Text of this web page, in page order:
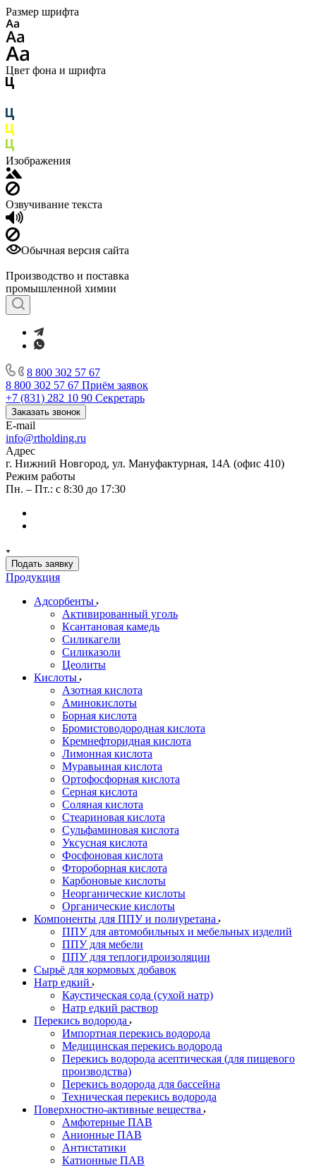
Размер шрифта
Цвет фона и шрифта
Изображения
Озвучивание текста
Обычная версия сайта
Производство и поставка
промышленной химии
8 800 302 57 67
8 800 302 57 67 Приём заявок
+7 (831) 282 10 90 Секретарь
Заказать звонок
E-mail
info@rtholding.ru
Адрес
г. Нижний Новгород, ул. Мануфактурная, 14А (офис 410)
Режим работы
Пн. – Пт.: с 8:30 до 17:30
Подать заявку
Продукция
Адсорбенты
Активированный уголь
Ксантановая камедь
Силикагели
Силиказоли
Цеолиты
Кислоты
Азотная кислота
Аминокислоты
Борная кислота
Бромистоводородная кислота
Кремнефторидная кислота
Лимонная кислота
Муравьиная кислота
Ортофосфорная кислота
Серная кислота
Соляная кислота
Стеариновая кислота
Сульфаминовая кислота
Уксусная кислота
Фосфоновая кислота
Фтороборная кислота
Карбоновые кислоты
Неорганические кислоты
Органические кислоты
Компоненты для ППУ и полиуретана
ППУ для автомобильных и мебельных изделий
ППУ для мебели
ППУ для теплогидроизоляции
Сырьё для кормовых добавок
Натр едкий
Каустическая сода (сухой натр)
Натр едкий раствор
Перекись водорода
Импортная перекись водорода
Медицинская перекись водорода
Перекись водорода асептическая (для пищевого
производства)
Перекись водорода для бассейна
Техническая перекись водорода
Поверхностно-активные вещества
Амфотерные ПАВ
Анионные ПАВ
Антистатики
Катионные ПАВ